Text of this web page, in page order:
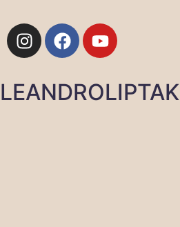
LEANDROLIPTAK